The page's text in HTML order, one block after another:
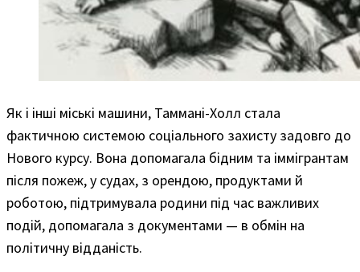
Як і інші міські машини, Таммані-Холл стала
фактичною системою соціального захисту задовго до
Нового курсу. Вона допомагала бідним та іммігрантам
після пожеж, у судах, з орендою, продуктами й
роботою, підтримувала родини під час важливих
подій, допомагала з документами — в обмін на
політичну відданість.